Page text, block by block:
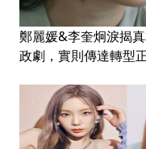
鄭麗媛&李奎炯淚揭
政劇，實則傳達轉型